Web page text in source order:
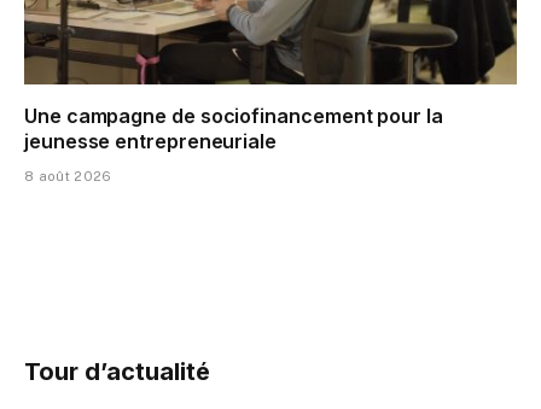
Une campagne de sociofinancement pour la
jeunesse entrepreneuriale
8 août 2026
Tour d’actualité